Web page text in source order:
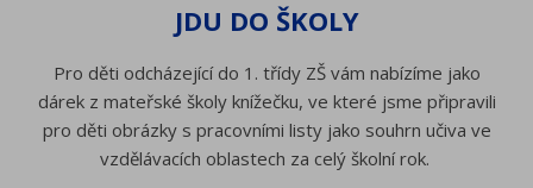
JDU DO ŠKOLY
Pro děti odcházející do 1. třídy ZŠ vám nabízíme jako
dárek z mateřské školy knížečku, ve které jsme připravili
pro děti obrázky s pracovními listy jako souhrn učiva ve
vzdělávacích oblastech za celý školní rok.